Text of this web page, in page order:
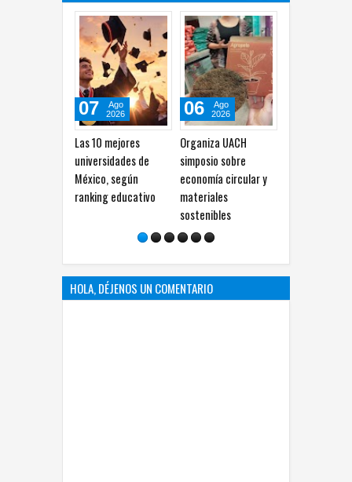
Las 10 mejores
universidades de
México, según
ranking educativo
Ago
2026
Organiza UACH
simposio sobre
economía circular y
materiales
sostenibles
06
Ago
2026
proceso más sencillo
05
HOLA, DÉJENOS UN COMENTARIO